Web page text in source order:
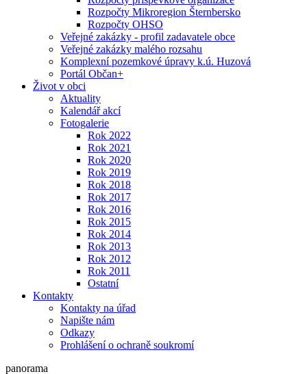
Rozpočty Mikroregion Šternbersko
Rozpočty OHSO
Veřejné zakázky - profil zadavatele obce
Veřejné zakázky malého rozsahu
Komplexní pozemkové úpravy k.ú. Huzová
Portál Občan+
Život v obci
Aktuality
Kalendář akcí
Fotogalerie
Rok 2022
Rok 2021
Rok 2020
Rok 2019
Rok 2018
Rok 2017
Rok 2016
Rok 2015
Rok 2014
Rok 2013
Rok 2012
Rok 2011
Ostatní
Kontakty
Kontakty na úřad
Napište nám
Odkazy
Prohlášení o ochraně soukromí
panorama